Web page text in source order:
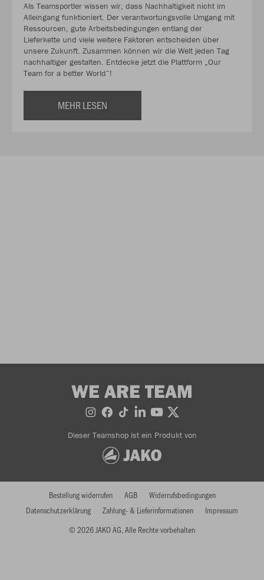
Als Teamsportler wissen wir, dass Nachhaltigkeit nicht im
Alleingang funktioniert. Der verantwortungsvolle Umgang mit
Ressourcen, gute Arbeitsbedingungen entlang der
Lieferkette und viele weitere Faktoren entscheiden über
unsere Zukunft. Zusammen können wir die Welt jeden Tag
nachhaltiger gestalten. Entdecke jetzt die Plattform „Our
Team for a better World“!
MEHR LESEN
WE ARE TEAM
Dieser Teamshop ist ein Produkt von
© 2026 JAKO AG, Alle Rechte vorbehalten
Bestellung widerrufen AGB
Widerrufsbedingungen
Datenschutzerklärung
Zahlung- & Lieferinformationen Impressum